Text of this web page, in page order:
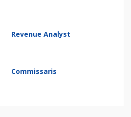
Revenue Analyst
Commissaris